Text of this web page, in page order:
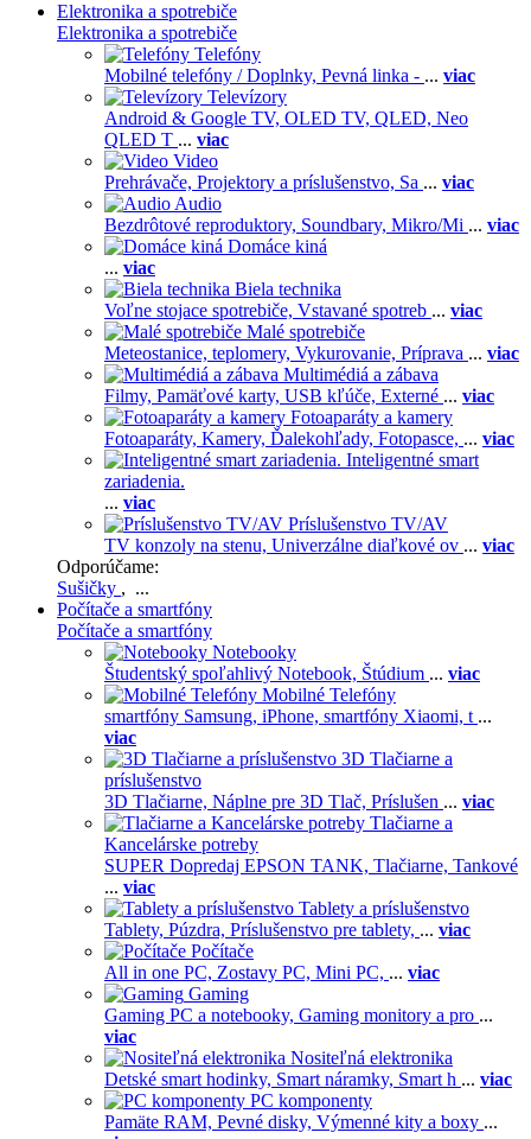
Elektronika a spotrebiče
Elektronika a spotrebiče
Telefóny
Mobilné telefóny / Doplnky, Pevná linka - ... viac
Televízory
Android & Google TV, OLED TV, QLED, Neo
QLED T ... viac
Video
Prehrávače, Projektory a príslušenstvo, Sa ... viac
Audio
Bezdrôtové reproduktory, Soundbary, Mikro/Mi ... viac
Domáce kiná
... viac
Biela technika
Voľne stojace spotrebiče, Vstavané spotreb ... viac
Malé spotrebiče
Meteostanice, teplomery, Vykurovanie, Príprava ... viac
Multimédiá a zábava
Filmy, Pamäťové karty, USB kľúče, Externé ... viac
Fotoaparáty a kamery
Fotoaparáty, Kamery, Ďalekohľady, Fotopasce, ... viac
Inteligentné smart
zariadenia.
... viac
Príslušenstvo TV/AV
TV konzoly na stenu, Univerzálne diaľkové ov ... viac
Odporúčame:
Sušičky , ...
Počítače a smartfóny
Počítače a smartfóny
Notebooky
Študentský spoľahlivý Notebook, Štúdium ... viac
Mobilné Telefóny
smartfóny Samsung, iPhone, smartfóny Xiaomi, t ...
viac
3D Tlačiarne a
príslušenstvo
3D Tlačiarne, Náplne pre 3D Tlač, Príslušen ... viac
Tlačiarne a
Kancelárske potreby
SUPER Dopredaj EPSON TANK, Tlačiarne, Tankové
... viac
Tablety a príslušenstvo
Tablety, Púzdra, Príslušenstvo pre tablety, ... viac
Počítače
All in one PC, Zostavy PC, Mini PC, ... viac
Gaming
Gaming PC a notebooky, Gaming monitory a pro ...
viac
Nositeľná elektronika
Detské smart hodinky, Smart náramky, Smart h ... viac
PC komponenty
Pamäte RAM, Pevné disky, Výmenné kity a boxy ...